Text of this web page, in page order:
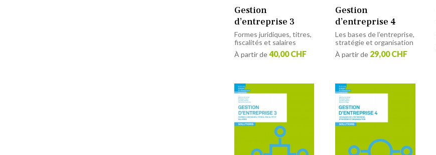
Gestion
d’entreprise 3
Formes juridiques, titres,
fiscalités et salaires
À partir de40,00 CHF
Gestion
d’entreprise 4
Les bases de l’entreprise,
stratégie et organisation
À partir de 29,00 CHF